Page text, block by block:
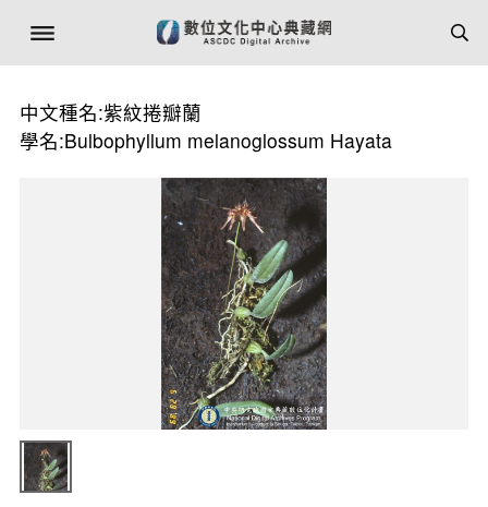
中文種名:紫紋捲瓣蘭
學名:Bulbophyllum melanoglossum Hayata